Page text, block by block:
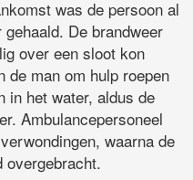
was de persoon al
De brandweer
over een sloot kon
de man om hulp roepen
in het water, aldus de
Ambulancepersoneel
waarna de
overgebracht.